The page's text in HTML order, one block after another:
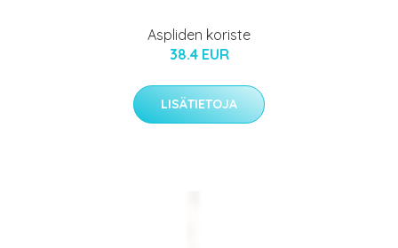
Aspliden koriste
38.4 EUR
LISÄTIETOJA